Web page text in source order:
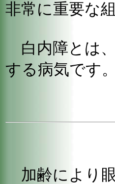
非常に重要な組
白内障とは
する病気です。
加齢により